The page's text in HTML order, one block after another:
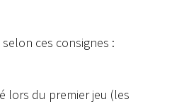
ces consignes :
lors du premier jeu (les